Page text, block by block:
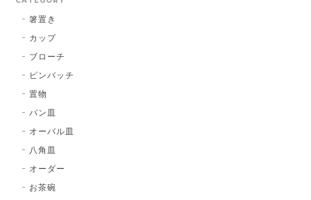
箸置き
カップ
ブローチ
ピンバッチ
置物
パン皿
オーバル皿
八角皿
オーダー
お茶碗